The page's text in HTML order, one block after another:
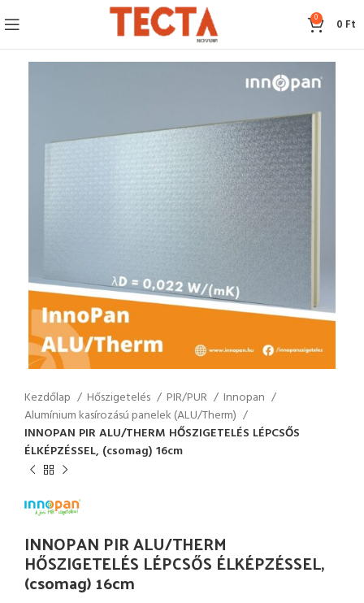
0 0 Ft
Kezdőlap Hőszigetelés PIR/PUR
Innopan
Alumínium kasírozású panelek (ALU/Therm)
INNOPAN PIR ALU/THERM HŐSZIGETELÉS LÉPCSŐS
ÉLKÉPZÉSSEL, (csomag) 16cm
INNOPAN PIR ALU/THERM
HŐSZIGETELÉS LÉPCSŐS ÉLKÉPZÉSSEL,
(csomag) 16cm